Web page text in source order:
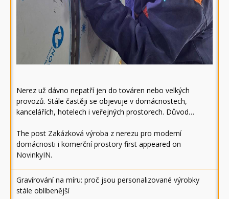
Nerez už dávno nepatří jen do továren nebo velkých
provozů. Stále častěji se objevuje v domácnostech,
kancelářích, hotelech i veřejných prostorech. Důvod…
The post Zakázková výroba z nerezu pro moderní
domácnosti i komerční prostory first appeared on
NovinkyIN.
Gravírování na míru: proč jsou personalizované výrobky
stále oblíbenější